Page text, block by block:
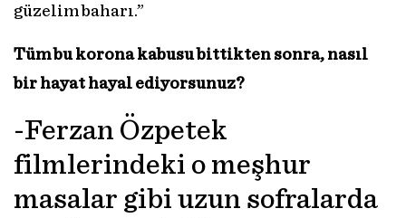
güzelim baharı.”
Tüm bu korona kabusu bittikten sonra, nasıl
bir hayat hayal ediyorsunuz?
-Ferzan Özpetek
filmlerindeki o meşhur
masalar gibi uzun sofralarda